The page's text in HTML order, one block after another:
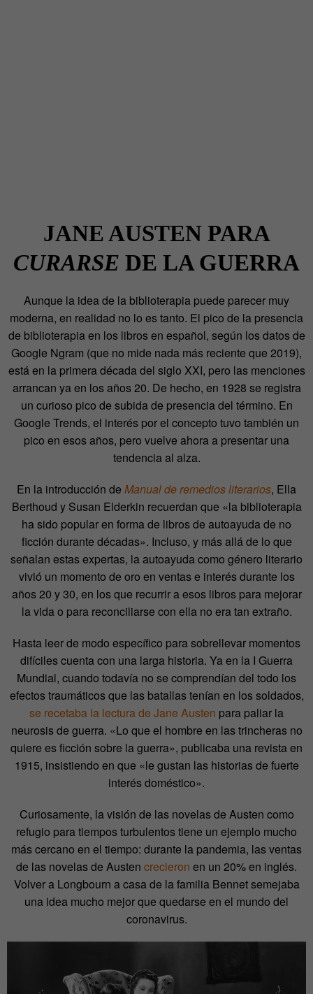
JANE AUSTEN PARA
CURARSE DE LA GUERRA
Aunque la idea de la biblioterapia puede parecer muy
moderna, en realidad no lo es tanto. El pico de la presencia
de biblioterapia en los libros en español, según los datos de
Google Ngram (que no mide nada más reciente que 2019),
está en la primera década del siglo XXI, pero las menciones
arrancan ya en los años 20. De hecho, en 1928 se registra
un curioso pico de subida de presencia del término. En
Google Trends, el interés por el concepto tuvo también un
pico en esos años, pero vuelve ahora a presentar una
tendencia al alza.
En la introducción de Manual de remedios literarios, Ella
Berthoud y Susan Elderkin recuerdan que «la biblioterapia
ha sido popular en forma de libros de autoayuda de no
ficción durante décadas». Incluso, y más allá de lo que
señalan estas expertas, la autoayuda como género literario
vivió un momento de oro en ventas e interés durante los
años 20 y 30, en los que recurrir a esos libros para mejorar
la vida o para reconciliarse con ella no era tan extraño.
Hasta leer de modo específico para sobrellevar momentos
difíciles cuenta con una larga historia. Ya en la I Guerra
Mundial, cuando todavía no se comprendían del todo los
efectos traumáticos que las batallas tenían en los soldados,
se recetaba la lectura de Jane Austen para paliar la
neurosis de guerra. «Lo que el hombre en las trincheras no
quiere es ficción sobre la guerra», publicaba una revista en
1915, insistiendo en que «le gustan las historias de fuerte
interés doméstico».
Curiosamente, la visión de las novelas de Austen como
refugio para tiempos turbulentos tiene un ejemplo mucho
más cercano en el tiempo: durante la pandemia, las ventas
de las novelas de Austen crecieron en un 20% en inglés.
Volver a Longbourn a casa de la familia Bennet semejaba
una idea mucho mejor que quedarse en el mundo del
coronavirus.